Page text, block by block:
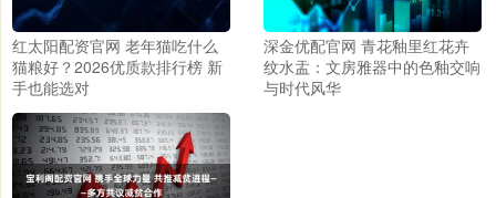
红太阳配资官网 老年猫吃什么
猫粮好？2026优质款排行榜 新
手也能选对
深金优配官网 青花釉里红花卉
纹水盂：文房雅器中的色釉交响
与时代风华